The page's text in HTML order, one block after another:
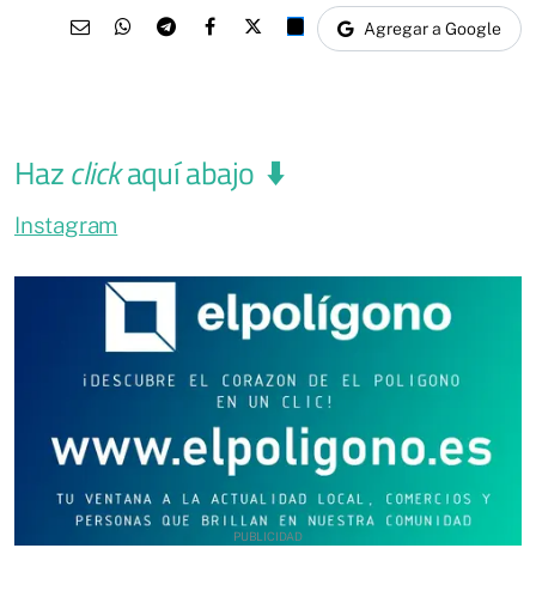
Agregar a Google
Hazclickaquí abajo ⬇️
Instagram